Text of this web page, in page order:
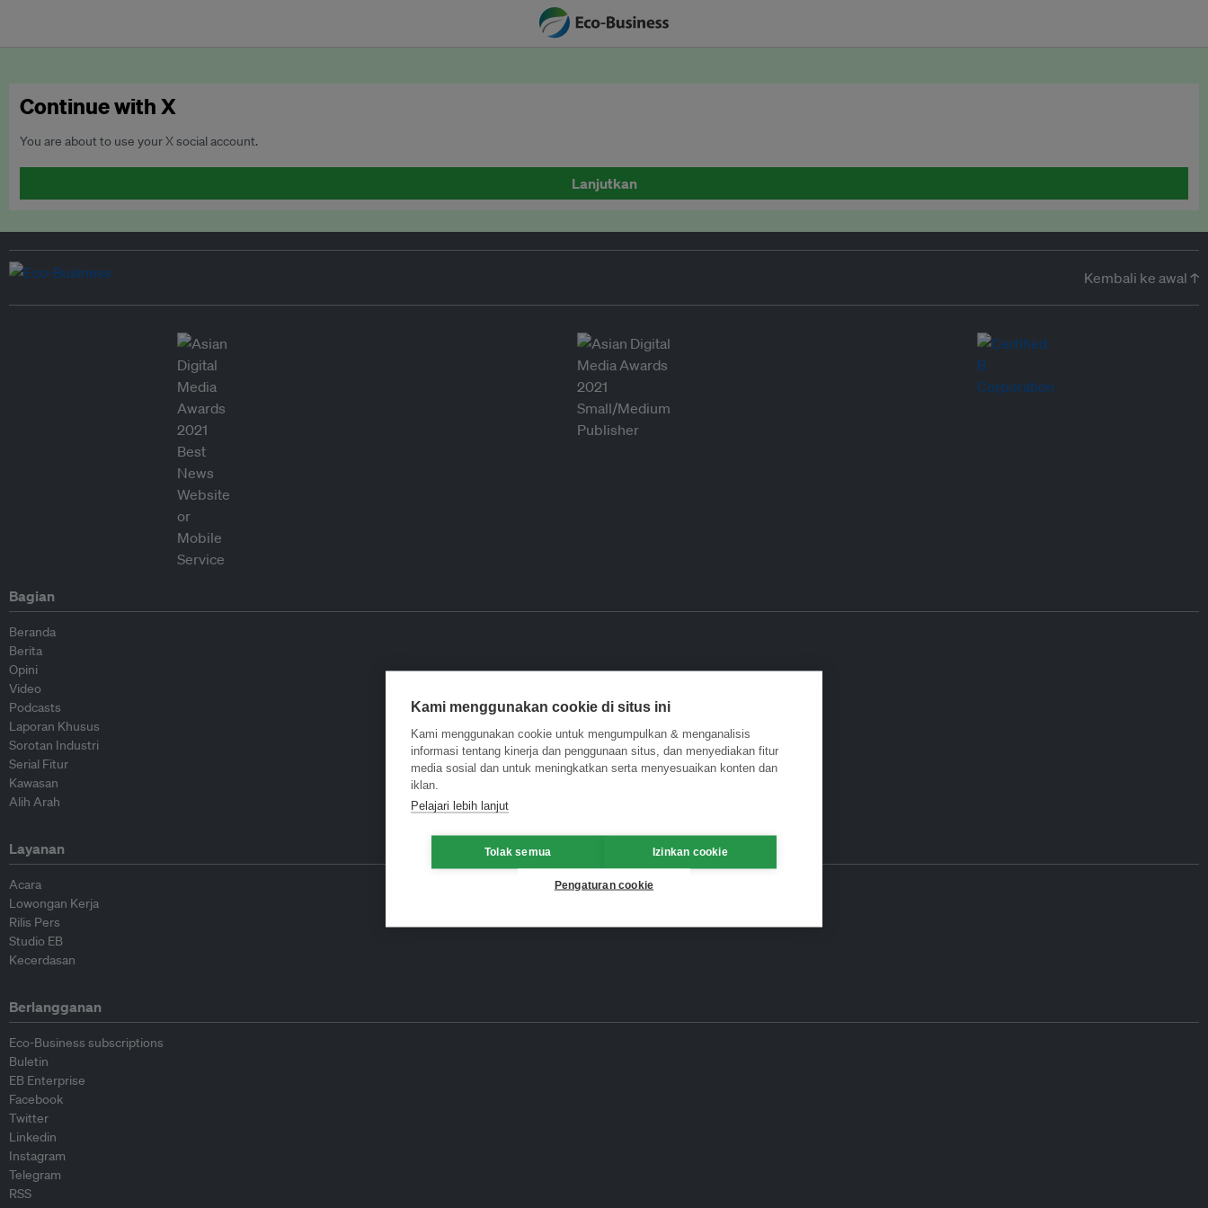
Continue with X
You are about to use your X social account.
Lanjutkan
Kembali ke awal ↑
Bagian
Beranda
Berita
Opini
Video
Podcasts
Laporan Khusus
Sorotan Industri
Serial Fitur
Kawasan
Alih Arah
Layanan
Acara
Lowongan Kerja
Rilis Pers
Studio EB
Kecerdasan
Berlangganan
Eco-Business subscriptions
Buletin
EB Enterprise
Facebook
Twitter
Linkedin
Instagram
Telegram
RSS
Kami menggunakan cookie di situs ini
Kami menggunakan cookie untuk mengumpulkan & menganalisis
informasi tentang kinerja dan penggunaan situs, dan menyediakan fitur
media sosial dan untuk meningkatkan serta menyesuaikan konten dan
iklan.
Pelajari lebih lanjut
Tolak semua Izinkan cookie
Pengaturan cookie